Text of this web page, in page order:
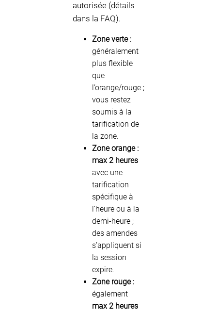
autorisée (détails
dans la FAQ).
Zone verte :
généralement
plus flexible
que
l’orange/rouge ;
vous restez
soumis à la
tarification de
la zone.
Zone orange :
max 2 heures
avec une
tarification
spécifique à
l’heure ou à la
demi-heure ;
des amendes
s’appliquent si
la session
expire.
Zone rouge :
également
max 2 heures